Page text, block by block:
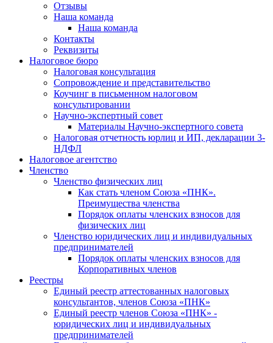
Отзывы
Наша команда
Наша команда
Контакты
Реквизиты
Налоговое бюро
Налоговая консультация
Cопровождение и представительство
Коучинг в письменном налоговом
консультировании
Научно-экспертный совет
Материалы Научно-экспертного совета
Налоговая отчетность юрлиц и ИП, декларации 3-
НДФЛ
Налоговое агентство
Членство
Членство физических лиц
Как стать членом Союза «ПНК».
Преимущества членства
Порядок оплаты членских взносов для
физических лиц
Членство юридических лиц и индивидуальных
предпринимателей
Порядок оплаты членских взносов для
Корпоративных членов
Реестры
Единый реестр аттестованных налоговых
консультантов, членов Союза «ПНК»
Единый реестр членов Союза «ПНК» -
юридических лиц и индивидуальных
предпринимателей